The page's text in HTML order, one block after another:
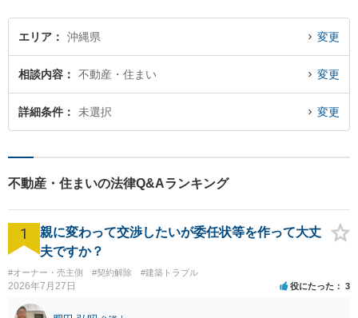
エリア 沖縄県 変更
相談内容 不動産・住まい 変更
詳細条件 未選択 変更
不動産・住まいの法律Q&Aランキング
1
親に変わって交渉したいが委任状等を作って大丈
夫ですか？
#オーナー・売主側 #契約解除 #建築トラブル
2026年7月27日 役にたった 3